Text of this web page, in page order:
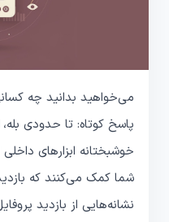
می‌خواهید بدانید چه
پاسخ کوتاه: تا حدودی
خوشبختانه ابزارهای
شما کمک می‌کنند که
نشانه‌هایی از بازدید